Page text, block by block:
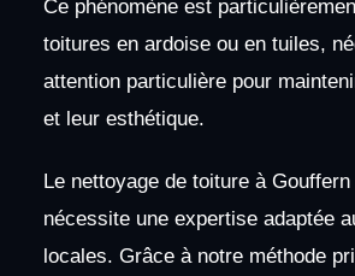
Ce phénomène est
toitures en ardoise ou en tuiles,
attention particulière pour
et leur esthétique.
Le nettoyage de toiture à Gouffern
nécessite une expertise adaptée
locales. Grâce à notre méthode